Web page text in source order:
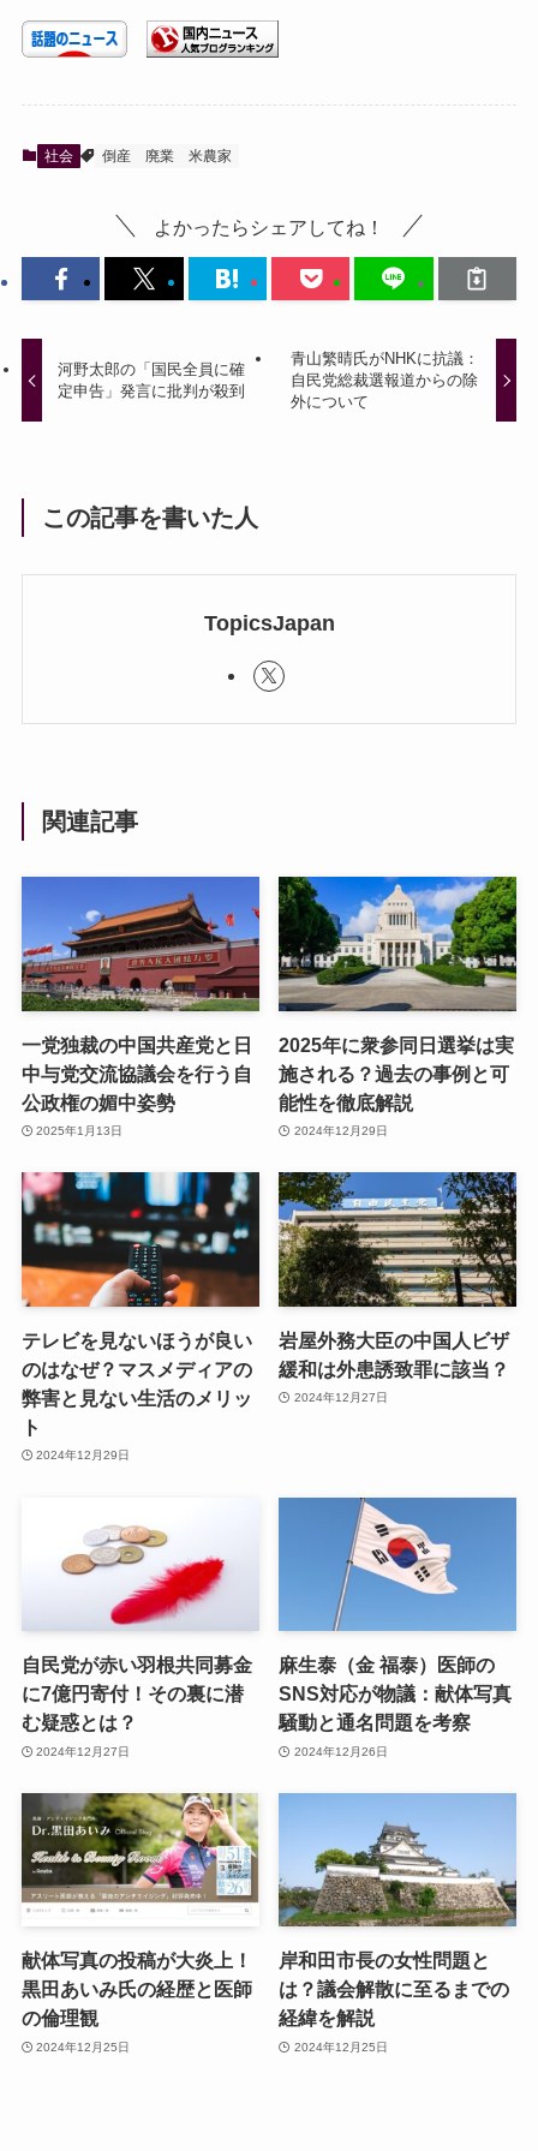
社会 倒産 廃業 米農家
よかったらシェアしてね！
河野太郎の「国民全員に確
定申告」発言に批判が殺到
青山繁晴氏がNHKに抗議：
自民党総裁選報道からの除
外について
この記事を書いた人
TopicsJapan
関連記事
一党独裁の中国共産党と日
中与党交流協議会を行う自
公政権の媚中姿勢
2025年1月13日
2025年に衆参同日選挙は実
施される？過去の事例と可
能性を徹底解説
2024年12月29日
テレビを見ないほうが良い
のはなぜ？マスメディアの
弊害と見ない生活のメリッ
ト
2024年12月29日
岩屋外務大臣の中国人ビザ
緩和は外患誘致罪に該当？
2024年12月27日
自民党が赤い羽根共同募金
に7億円寄付！その裏に潜
む疑惑とは？
2024年12月27日
麻生泰（金 福泰）医師の
SNS対応が物議：献体写真
騒動と通名問題を考察
2024年12月26日
献体写真の投稿が大炎上！
黒田あいみ氏の経歴と医師
の倫理観
2024年12月25日
岸和田市長の女性問題と
は？議会解散に至るまでの
経緯を解説
2024年12月25日